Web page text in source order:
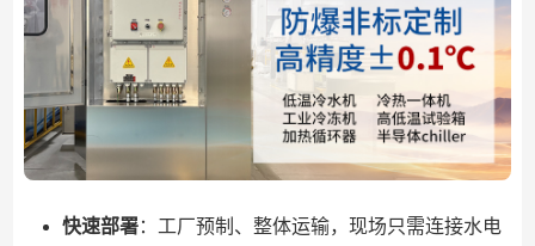
快速部署：工厂预制、整体运输，现场只需连接水电